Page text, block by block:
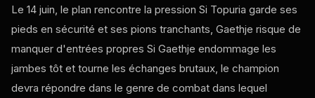
Le 14 juin, le plan rencontre la pression Si Topuria garde ses
pieds en sécurité et ses pions tranchants, Gaethje risque de
manquer d'entrées propres Si Gaethje endommage les
jambes tôt et tourne les échanges brutaux, le champion
devra répondre dans le genre de combat dans lequel